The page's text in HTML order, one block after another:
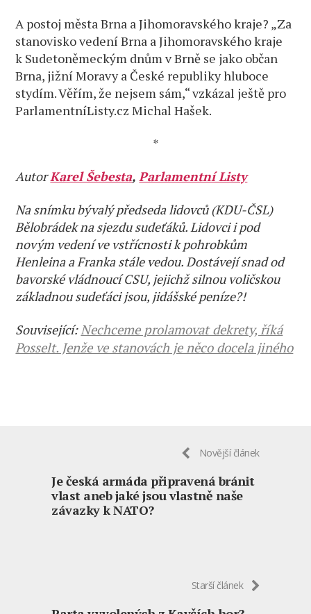
A postoj města Brna a Jihomoravského kraje? „Za
stanovisko vedení Brna a Jihomoravského kraje
k Sudetoněmeckým dnům v Brně se jako občan
Brna, jižní Moravy a České republiky hluboce
stydím. Věřím, že nejsem sám,“ vzkázal ještě pro
ParlamentníListy.cz Michal Hašek.
*
AutorKarel Šebesta,Parlamentní Listy
Na snímku bývalý předseda lidovců (KDU-ČSL)
Bělobrádek na sjezdu sudeťáků. Lidovci i pod
novým vedení ve vstřícnosti k pohrobkům
Henleina a Franka stále vedou. Dostávejí snad od
bavorské vládnoucí CSU, jejichž silnou voličskou
základnou sudeťáci jsou, jidášské peníze?!
Související:Nechceme prolamovat dekrety, říká
Posselt. Jenže ve stanovách je něco docela jiného
Novější článek
Je česká armáda připravená bránit
vlast aneb jaké jsou vlastně naše
závazky k NATO?
Starší článek